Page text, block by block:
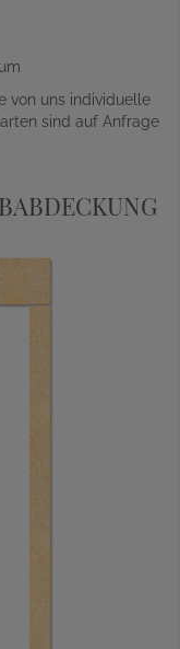
von uns individuelle
sind auf Anfrage